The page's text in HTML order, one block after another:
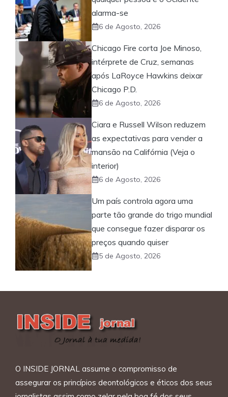
alarma-se
6 de Agosto, 2026
Chicago Fire corta Joe Minoso,
intérprete de Cruz, semanas
após LaRoyce Hawkins deixar
Chicago P.D.
6 de Agosto, 2026
Ciara e Russell Wilson reduzem
as expectativas para vender a
mansão na Califórnia (Veja o
interior)
6 de Agosto, 2026
Um país controla agora uma
parte tão grande do trigo mundial
que consegue fazer disparar os
preços quando quiser
5 de Agosto, 2026
O INSIDE JORNAL assume o compromisso de
assegurar os princípios deontológicos e éticos dos seus